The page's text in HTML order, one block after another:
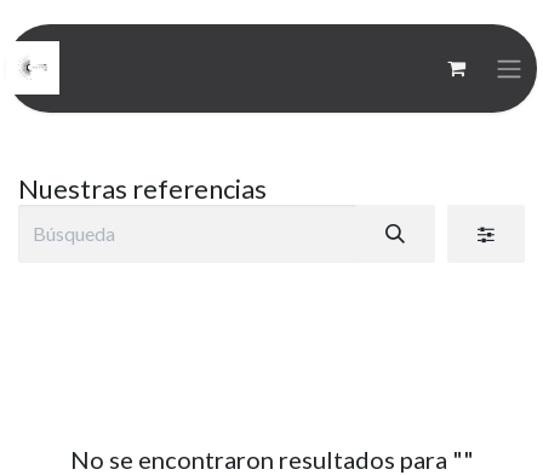
Nuestras referencias
No se encontraron resultados para ""